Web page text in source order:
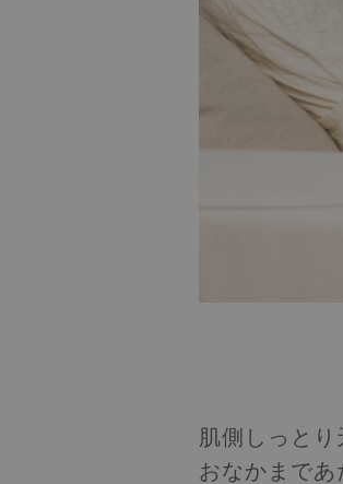
肌側しっと
おなかまで